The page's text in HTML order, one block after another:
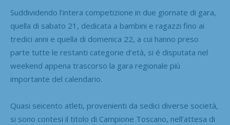
Suddividendo l’intera competizione in due giornate di gara,
quella di sabato 21, dedicata a bambini e ragazzi fino ai
tredici anni e quella di domenica 22, a cui hanno preso
parte tutte le restanti categorie d’età, si é disputata nel
weekend appena trascorso la gara regionale più
importante del calendario.
Quasi seicento atleti, provenienti da sedici diverse società,
si sono contesi il titolo di Campione Toscano, nell’attesa di